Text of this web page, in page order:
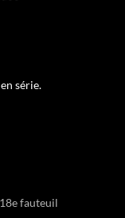
série.
fauteuil